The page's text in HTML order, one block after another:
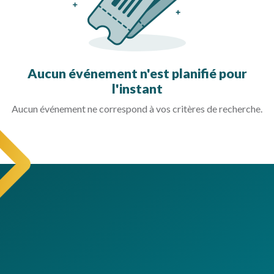
Aucun événement n'est planifié pour
l'instant
Aucun événement ne correspond à vos critères de recherche.